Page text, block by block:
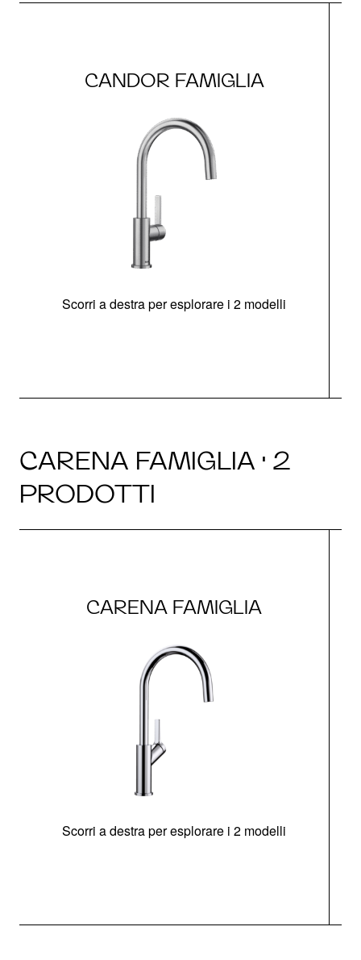
CANDOR FAMIGLIA
Scorri a destra per esplorare i 2 modelli
CARENA FAMIGLIA · 2
PRODOTTI
CARENA FAMIGLIA
Scorri a destra per esplorare i 2 modelli